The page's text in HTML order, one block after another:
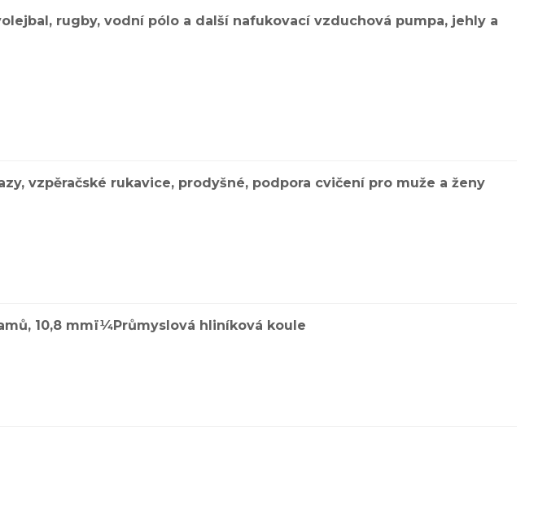
rugby, vodní pólo a další nafukovací vzduchová pumpa, jehly a
vzpěračské rukavice, prodyšné, podpora cvičení pro muže a ženy
10,8 mmï¼Průmyslová hliníková koule